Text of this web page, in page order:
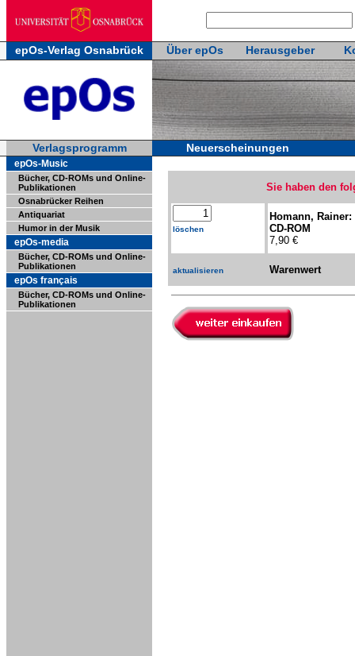
epOs-Verlag Osnabrück Über epOs Herausgeber
Verlagsprogramm Neuerscheinungen
epOs-Music
Bücher, CD-ROMs und Online-
Publikationen
Osnabrücker Reihen
Antiquariat
Humor in der Musik
epOs-media
Bücher, CD-ROMs und Online-
Publikationen
epOs français
Bücher, CD-ROMs und Online-
Publikationen
Sie haben den
löschen
Homann, Rainer:
CD-ROM
7,90 €
aktualisieren Warenwert